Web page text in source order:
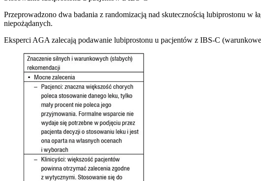
Przeprowadzono dwa badania z randomizacją nad skutecznością lubiprostonu w
niepożądanych.
Eksperci AGA zalecają podawanie lubiprostonu u pacjentów z IBS-C